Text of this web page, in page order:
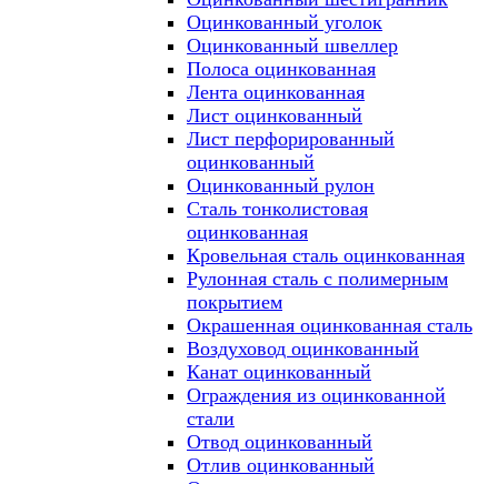
Оцинкованный уголок
Оцинкованный швеллер
Полоса оцинкованная
Лента оцинкованная
Лист оцинкованный
Лист перфорированный
оцинкованный
Оцинкованный рулон
Сталь тонколистовая
оцинкованная
Кровельная сталь оцинкованная
Рулонная сталь с полимерным
покрытием
Окрашенная оцинкованная сталь
Воздуховод оцинкованный
Канат оцинкованный
Ограждения из оцинкованной
стали
Отвод оцинкованный
Отлив оцинкованный